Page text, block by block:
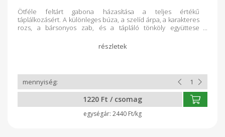
Ötféle feltárt gabona házasítása a teljes értékű
táplálkozásért. A különleges búza, a szelíd árpa, a karakteres
rozs, a bársonyos zab, és a tápláló tönköly együttese
NaturGold Származás: Magyarország Kiszerelés: 500 g
Összetevők: bio tönkölypehely, bio zabpehely, bio
1220 Ft / csomag
2440 Ft/kg